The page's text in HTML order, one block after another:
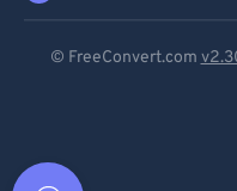
© FreeConvert.com